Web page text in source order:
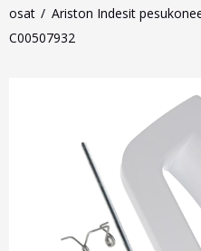
osat
Ariston Indesit
C00507932